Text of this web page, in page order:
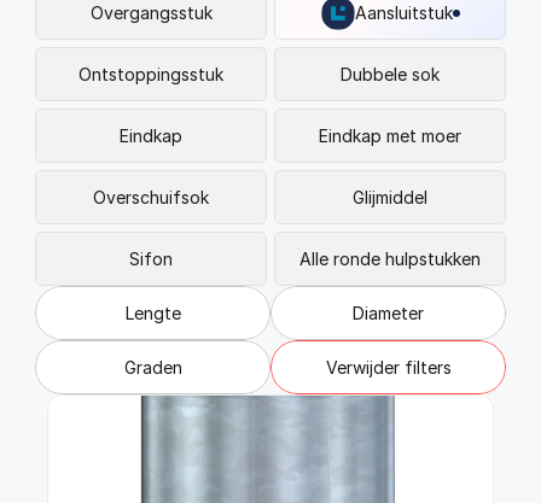
Alle ronde hulpstukken
Overgangsstuk Aansluitstuk
Ontstoppingsstuk Dubbele sok
Eindkap Eindkap met moer
Overschuifsok Glijmiddel
Sifon
Lengte Diameter
Graden Verwijder filters